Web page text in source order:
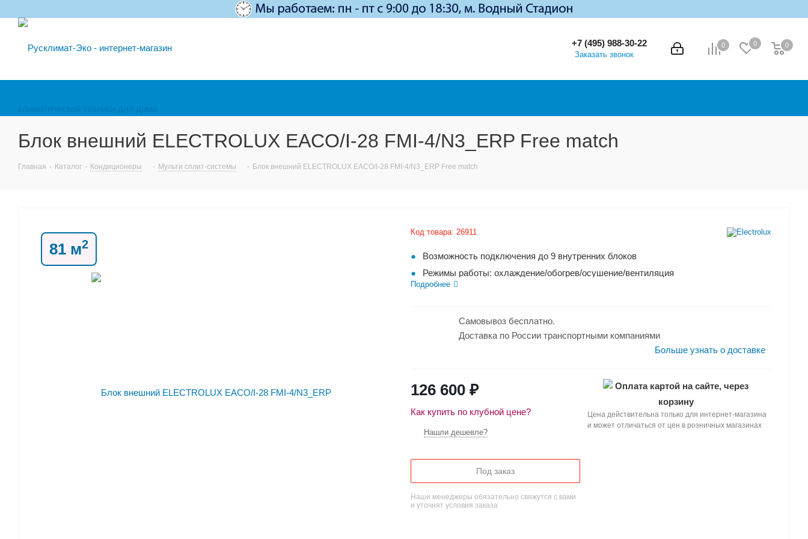
0 0 0
0
+7 (495) 988-30-22
Заказать звонок
Блок внешний ELECTROLUX EACO/I-28 FMI-4/N3_ERP Free match
Главная - Каталог - Кондиционеры - Мульти сплит-системы - Блок внешний ELECTROLUX EACO/I-28 FMI-4/N3_ERP Free match
81 м2
Код товара: 26911
Возможность подключения до 9 внутренних блоков
Режимы работы: охлаждение/обогрев/осушение/вентиляция
Стабильная...
Подробнее
Самовывоз бесплатно.
Доставка по России транспортными компаниями
Больше узнать о доставке
126 600 ₽
Как купить по клубной цене?
Нашли дешевле?
Под заказ
Наши менеджеры обязательно свяжутся с вами
и уточнят условия заказа
Оплата картой на сайте, через
корзину
Цена действительна только для интернет-магазина
и может отличаться от цен в розничных магазинах